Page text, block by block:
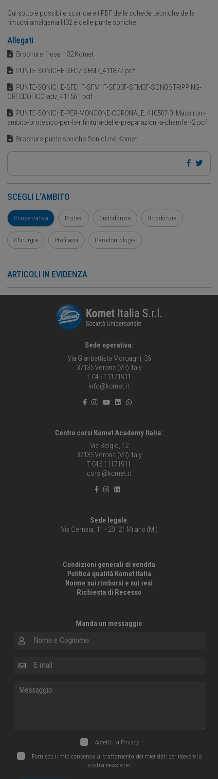
Qui sotto è possibile scaricare i PDF delle schede tecniche della
rimuovi amalgama H32 e delle punte soniche.
Allegati
Brochure frese H32 Komet
PUNTE-SONICHE-SFD7-SFM7_411877.pdf
PUNTE-SONICHE-SFD1F-SFM1F-SFD3F-SFM3F-SONOSTRIPPING-
ORTODOTICO-adv_411561.pdf
PUNTE-SONICHE-PER-MONCONE-CORONALE_410507-DrMassironi-
ambito-protesico-per-la-rifinitura-delle-preparazioni-a-chamfer-2.pdf
Brochure punte soniche SonicLine Komet
SCEGLI L'AMBITO
Conservativa Protesi Endodonzia Ortodonzia
Chirurgia Profilassi Parodontologia
ARTICOLI IN EVIDENZA
Sede operativa:
Via Gianbattista Morgagni, 36
37135 Verona (VR) Italy
T 045 11171911
info@komet.it
Centro corsi Komet Academy Italia:
Via Belgio, 12
37135 Verona (VR) Italy
T 045 11171911
corsi@komet.it
Sede legale:
Via Cernaia, 11 - 20121 Milano (MI)
Condizioni generali di vendita
Politica qualità Komet Italia
Norme sui rimborsi e sui resi
Richiesta di Recesso
Manda un messaggio
Accetto la Privacy
Fornisco il mio consenso al trattamento dei miei dati per ricevere la
vostra newsletter